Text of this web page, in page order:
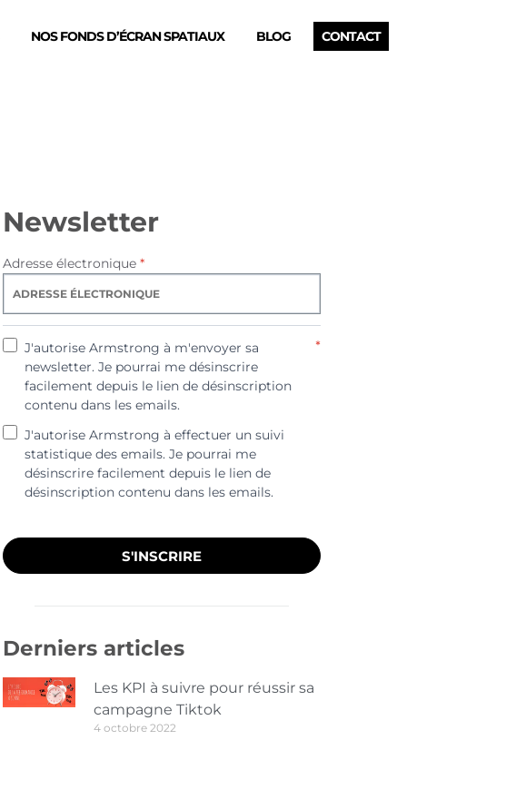
NOS FONDS D’ÉCRAN SPATIAUX BLOG CONTACT
Newsletter
Adresse électronique *
J'autorise Armstrong à m'envoyer sa
newsletter. Je pourrai me désinscrire
facilement depuis le lien de désinscription
contenu dans les emails.
*
J'autorise Armstrong à effectuer un suivi
statistique des emails. Je pourrai me
désinscrire facilement depuis le lien de
désinscription contenu dans les emails.
S'INSCRIRE
Derniers articles
Les KPI à suivre pour réussir sa
campagne Tiktok
4 octobre 2022